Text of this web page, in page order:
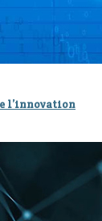
l’innovation